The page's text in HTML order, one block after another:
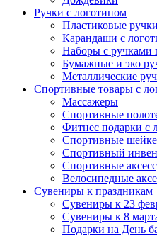
Ручки с логотипом
Пластиковые
Карандаши с
Наборы с ручками
Бумажные и эко
Металлические
Спортивные товары с
Массажеры
Спортивные
Фитнес подарки с
Спортивные
Спортивный
Спортивные
Велосипедные
Сувениры к праздникам
Сувениры к 23
Сувениры к 8
Подарки на День